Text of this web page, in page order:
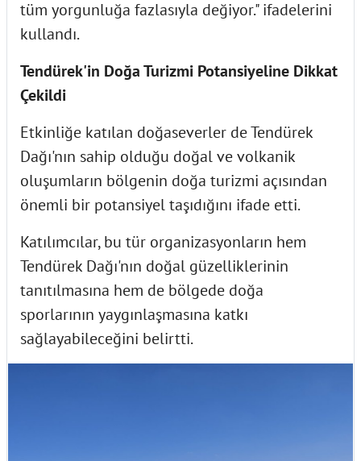
tüm yorgunluğa fazlasıyla değiyor." ifadelerini
kullandı.
Tendürek'in Doğa Turizmi Potansiyeline Dikkat
Çekildi
Etkinliğe katılan doğaseverler de Tendürek
Dağı'nın sahip olduğu doğal ve volkanik
oluşumların bölgenin doğa turizmi açısından
önemli bir potansiyel taşıdığını ifade etti.
Katılımcılar, bu tür organizasyonların hem
Tendürek Dağı'nın doğal güzelliklerinin
tanıtılmasına hem de bölgede doğa
sporlarının yaygınlaşmasına katkı
sağlayabileceğini belirtti.